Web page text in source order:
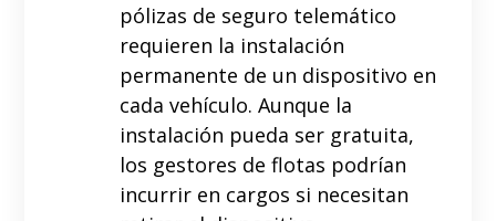
pólizas de seguro telemático
requieren la instalación
permanente de un dispositivo en
cada vehículo. Aunque la
instalación pueda ser gratuita,
los gestores de flotas podrían
incurrir en cargos si necesitan